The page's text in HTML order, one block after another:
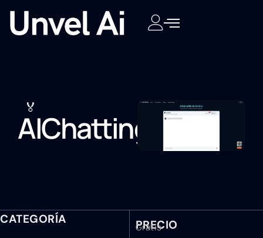
🏅
AIChatting
CATEGORÍA PRECIO
Gratis